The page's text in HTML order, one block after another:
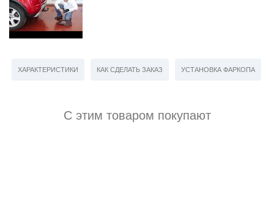
ХАРАКТЕРИСТИКИ КАК СДЕЛАТЬ ЗАКАЗ УСТАНОВКА ФАРКОПА
С этим товаром покупают